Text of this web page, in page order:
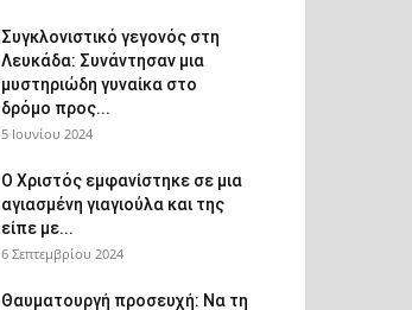
Συγκλονιστικό γεγονός στη
Λευκάδα: Συνάντησαν μια
μυστηριώδη γυναίκα στο
δρόμο προς...
5 Ιουνίου 2024
Ο Χριστός εμφανίστηκε σε μια
αγιασμένη γιαγιούλα και της
είπε με...
6 Σεπτεμβρίου 2024
Θαυματουργή προσευχή: Να τη